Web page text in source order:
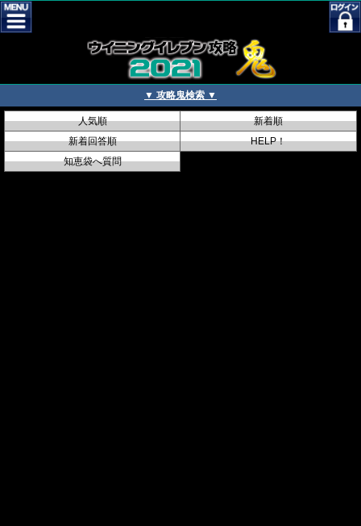
▼ 攻略鬼検索 ▼
人気順
新着順
新着回答順
HELP！
知恵袋へ質問